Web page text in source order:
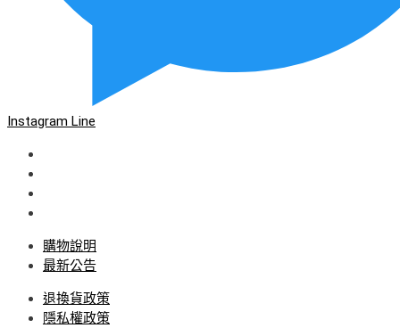
Instagram Line
購物說明
最新公告
退換貨政策
隱私權政策